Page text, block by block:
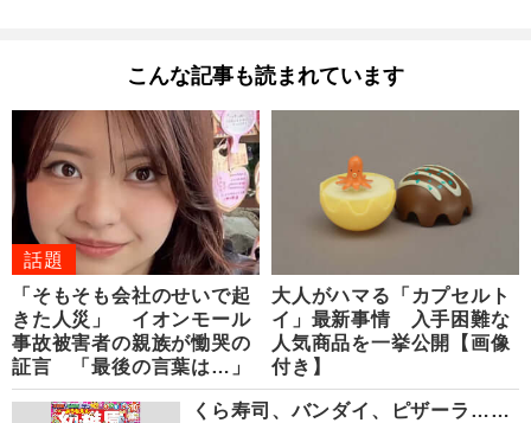
こんな記事も読まれています
話題
「そもそも会社のせいで起
きた人災」 イオンモール
事故被害者の親族が慟哭の
証言 「最後の言葉は…」
大人がハマる「カプセルト
イ」最新事情 入手困難な
人気商品を一挙公開【画像
付き】
くら寿司、バンダイ、ピザーラ……